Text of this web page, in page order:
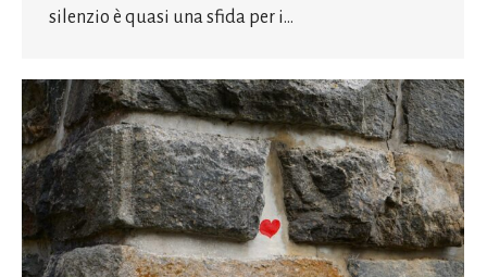
silenzio è quasi una sfida per i…